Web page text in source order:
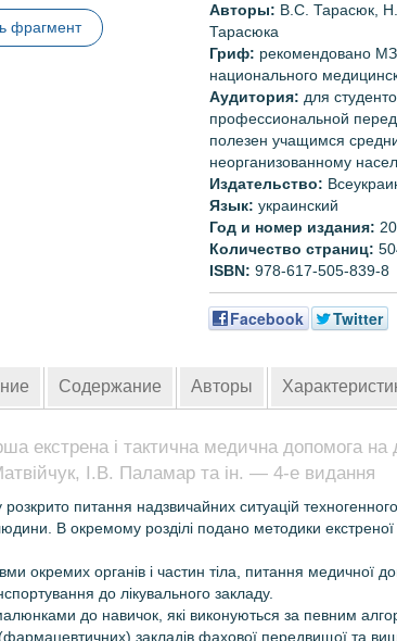
фрагмент
Авторы: В.С. Тарасюк,
Тарасюка
Гриф: рекомендовано МЗ
национального
Аудитория: для
профессиональной
полезен учащимся
неорганизованному
Издательство:
Язык: украинский
Год и номер издания:
Количество страниц:
ISBN: 978-617-505-839-8
Facebook Twitter
Содержание Авторы
екстрена і тактична медична допомога на
І.В. Паламар та ін. — 4-е видання
питання надзвичайних ситуацій
людини. В окремому розділі подано методики
окремих органів і частин тіла, питання медичної
до лікувального закладу.
до навичок, які виконуються за певним
закладів фахової передвищої та